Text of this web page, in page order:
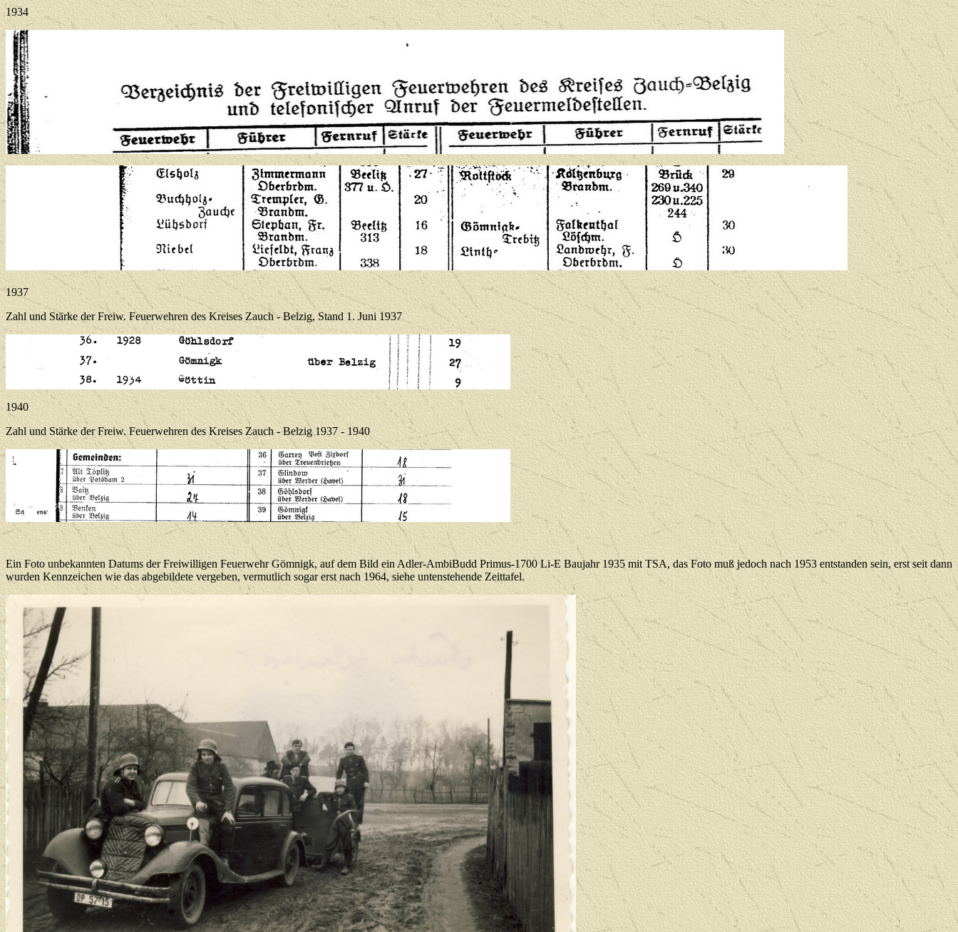
1934
1937
Zahl und Stärke der Freiw. Feuerwehren des Kreises Zauch - Belzig, Stand 1. Juni 1937
1940
Zahl und Stärke der Freiw. Feuerwehren des Kreises Zauch - Belzig 1937 - 1940
Ein Foto unbekannten Datums der Freiwilligen Feuerwehr Gömnigk, auf dem Bild ein Adler-AmbiBudd Primus-1700 Li-E Baujahr 1935 mit TSA, das Foto muß jedoch nach 1953 entstanden sein, erst seit dann
wurden Kennzeichen wie das abgebildete vergeben, vermutlich sogar erst nach 1964, siehe untenstehende Zeittafel.